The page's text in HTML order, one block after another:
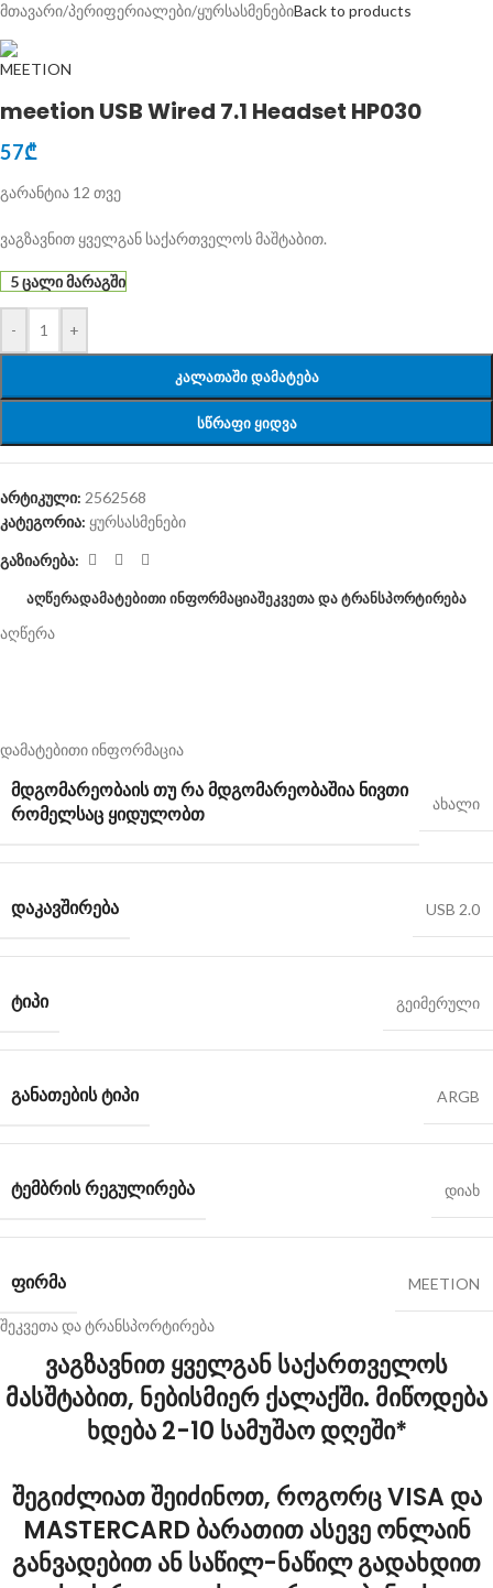
მთავარი/პერიფერიალები/ყურსასმენებიBack to products
meetion USB Wired 7.1 Headset HP030
57₾
გარანტია 12 თვე
ვაგზავნით ყველგან საქართველოს მაშტაბით.
5 ცალი მარაგში
- +
ᲙᲐᲚᲐᲗᲐᲨᲘ ᲓᲐᲛᲐᲢᲔᲑᲐ
ᲡᲬᲠᲐᲤᲘ ᲧᲘᲓᲕᲐ
არტიკული: 2562568
კატეგორია: ყურსასმენები
გაზიარება:
ᲐᲦᲬᲔᲠᲐᲓᲐᲛᲐᲢᲔᲑᲘᲗᲘ ᲘᲜᲤᲝᲠᲛᲐᲪᲘᲐᲨᲔᲙᲕᲔᲗᲐ ᲓᲐ ᲢᲠᲐᲜᲡᲞᲝᲠᲢᲘᲠᲔᲑᲐ
აღწერა
დამატებითი ინფორმაცია
ᲛᲓᲒᲝᲛᲐᲠᲔᲝᲑᲐᲘᲡ ᲗᲣ ᲠᲐ ᲛᲓᲒᲝᲛᲐᲠᲔᲝᲑᲐᲨᲘᲐ ᲜᲘᲕᲗᲘ
ᲠᲝᲛᲔᲚᲡᲐᲪ ᲧᲘᲓᲣᲚᲝᲑᲗ
ახალი
ᲓᲐᲙᲐᲕᲨᲘᲠᲔᲑᲐ USB 2.0
ᲢᲘᲞᲘ გეიმერული
ᲒᲐᲜᲐᲗᲔᲑᲘᲡ ᲢᲘᲞᲘ ARGB
ᲢᲔᲛᲑᲠᲘᲡ ᲠᲔᲒᲣᲚᲘᲠᲔᲑᲐ დიახ
ᲤᲘᲠᲛᲐ MEETION
შეკვეთა და ტრანსპორტირება
ვაგზავნით ყველგან საქართველოს
მასშტაბით, ნებისმიერ ქალაქში. მიწოდება
ხდება 2-10 სამუშაო დღეში*
შეგიძლიათ შეიძინოთ, როგორც VISA და
MASTERCARD ბარათით ასევე ონლაინ
განვადებით ან საწილ-ნაწილ გადახდით